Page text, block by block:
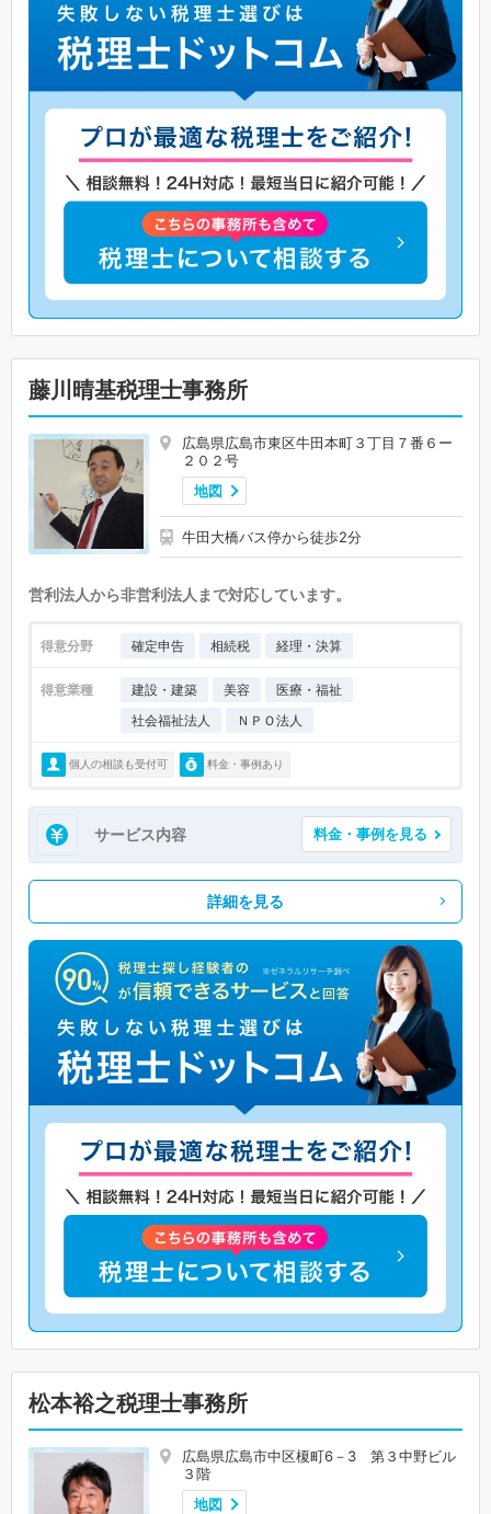
藤川晴基税理士事務所
広島県広島市東区牛田本町３丁目７番６ー
２０２号
地図
牛田大橋バス停から徒歩2分
営利法人から非営利法人まで対応しています。
得意分野 確定申告 相続税 経理・決算
得意業種 建設・建築 美容
医療・福祉
社会福祉法人
ＮＰＯ法人
個人の相談も受付可 料金・事例あり
サービス内容 料金・事例を見る
詳細を見る
松本裕之税理士事務所
広島県広島市中区榎町6－3 第３中野ビル
３階
地図